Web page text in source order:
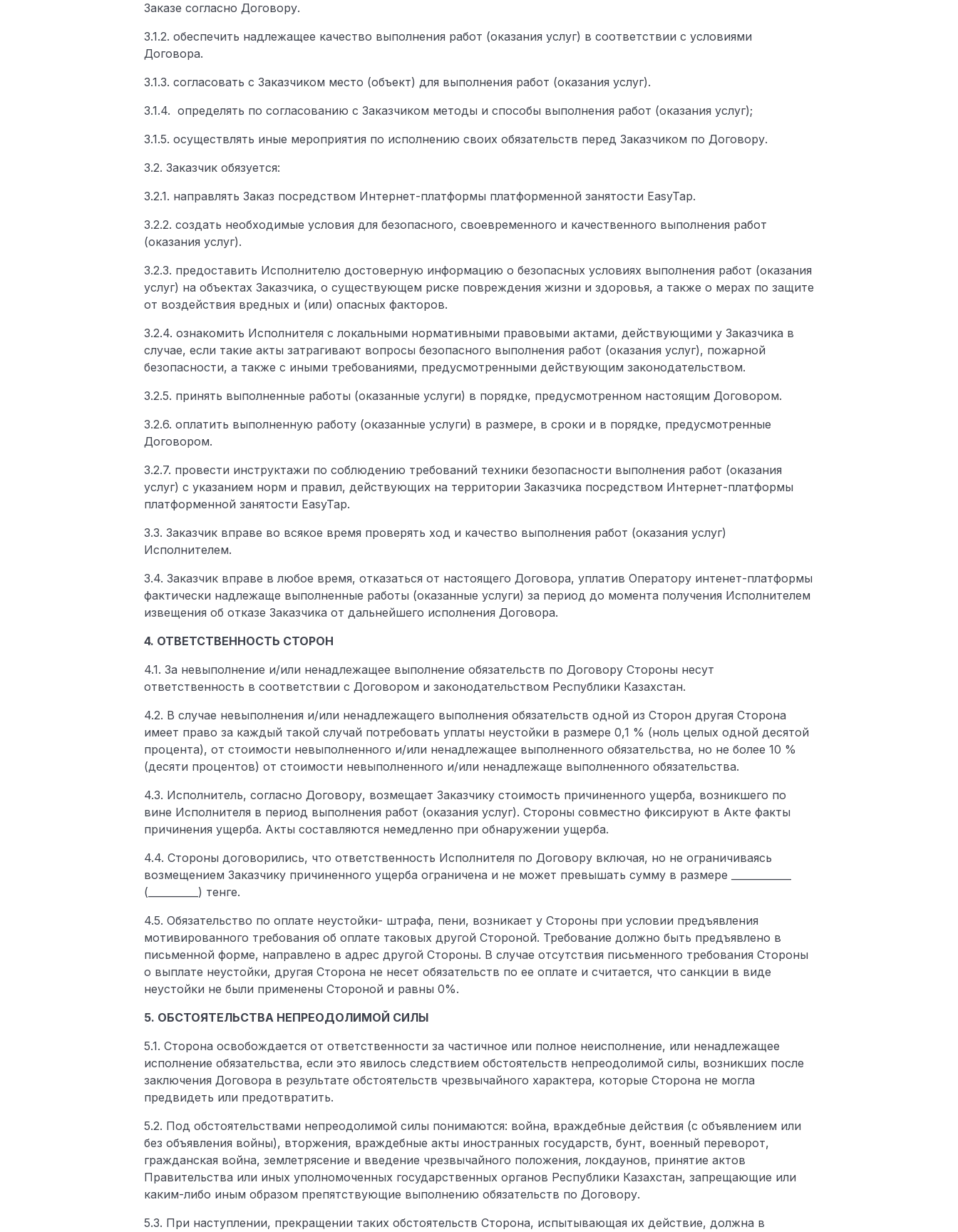
Заказе согласно Договору.
3.1.2. обеспечить надлежащее качество выполнения работ (оказания услуг) в соответствии с условиями
Договора.
3.1.3. согласовать с Заказчиком место (объект) для выполнения работ (оказания услуг).
3.1.4. определять по согласованию с Заказчиком методы и способы выполнения работ (оказания услуг);
3.1.5. осуществлять иные мероприятия по исполнению своих обязательств перед Заказчиком по Договору.
3.2. Заказчик обязуется:
3.2.1. направлять Заказ посредством Интернет-платформы платформенной занятости EasyTap.
3.2.2. создать необходимые условия для безопасного, своевременного и качественного выполнения работ
(оказания услуг).
3.2.3. предоставить Исполнителю достоверную информацию о безопасных условиях выполнения работ (оказания
услуг) на объектах Заказчика, о существующем риске повреждения жизни и здоровья, а также о мерах по защите
от воздействия вредных и (или) опасных факторов.
3.2.4. ознакомить Исполнителя с локальными нормативными правовыми актами, действующими у Заказчика в
случае, если такие акты затрагивают вопросы безопасного выполнения работ (оказания услуг), пожарной
безопасности, а также с иными требованиями, предусмотренными действующим законодательством.
3.2.5. принять выполненные работы (оказанные услуги) в порядке, предусмотренном настоящим Договором.
3.2.6. оплатить выполненную работу (оказанные услуги) в размере, в сроки и в порядке, предусмотренные
Договором.
3.2.7. провести инструктажи по соблюдению требований техники безопасности выполнения работ (оказания
услуг) с указанием норм и правил, действующих на территории Заказчика посредством Интернет-платформы
платформенной занятости EasyTap.
3.3. Заказчик вправе во всякое время проверять ход и качество выполнения работ (оказания услуг)
Исполнителем.
3.4. Заказчик вправе в любое время, отказаться от настоящего Договора, уплатив Оператору интенет-платформы
фактически надлежаще выполненные работы (оказанные услуги) за период до момента получения Исполнителем
извещения об отказе Заказчика от дальнейшего исполнения Договора.
4. ОТВЕТСТВЕННОСТЬ СТОРОН
4.1. За невыполнение и/или ненадлежащее выполнение обязательств по Договору Стороны несут
ответственность в соответствии с Договором и законодательством Республики Казахстан.
4.2. В случае невыполнения и/или ненадлежащего выполнения обязательств одной из Сторон другая Сторона
имеет право за каждый такой случай потребовать уплаты неустойки в размере 0,1 % (ноль целых одной десятой
процента), от стоимости невыполненного и/или ненадлежащее выполненного обязательства, но не более 10 %
(десяти процентов) от стоимости невыполненного и/или ненадлежаще выполненного обязательства.
4.3. Исполнитель, согласно Договору, возмещает Заказчику стоимость причиненного ущерба, возникшего по
вине Исполнителя в период выполнения работ (оказания услуг). Стороны совместно фиксируют в Акте факты
причинения ущерба. Акты составляются немедленно при обнаружении ущерба.
4.4. Стороны договорились, что ответственность Исполнителя по Договору включая, но не ограничиваясь
возмещением Заказчику причиненного ущерба ограничена и не может превышать сумму в размере ____________
(__________) тенге.
4.5. Обязательство по оплате неустойки- штрафа, пени, возникает у Стороны при условии предъявления
мотивированного требования об оплате таковых другой Стороной. Требование должно быть предъявлено в
письменной форме, направлено в адрес другой Стороны. В случае отсутствия письменного требования Стороны
о выплате неустойки, другая Сторона не несет обязательств по ее оплате и считается, что санкции в виде
неустойки не были применены Стороной и равны 0%.
5. ОБСТОЯТЕЛЬСТВА НЕПРЕОДОЛИМОЙ СИЛЫ
5.1. Сторона освобождается от ответственности за частичное или полное неисполнение, или ненадлежащее
исполнение обязательства, если это явилось следствием обстоятельств непреодолимой силы, возникших после
заключения Договора в результате обстоятельств чрезвычайного характера, которые Сторона не могла
предвидеть или предотвратить.
5.2. Под обстоятельствами непреодолимой силы понимаются: война, враждебные действия (с объявлением или
без объявления войны), вторжения, враждебные акты иностранных государств, бунт, военный переворот,
гражданская война, землетрясение и введение чрезвычайного положения, локдаунов, принятие актов
Правительства или иных уполномоченных государственных органов Республики Казахстан, запрещающие или
каким-либо иным образом препятствующие выполнению обязательств по Договору.
5.3. При наступлении, прекращении таких обстоятельств Сторона, испытывающая их действие, должна в